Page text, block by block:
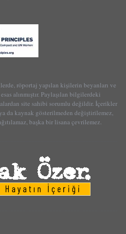
röportaj yapılan kişilerin beyanları ve
alınmıştır. Paylaşılan bilgilerdeki
site sahibi sorumlu değildir. İçerikler
da kaynak gösterilmeden değiştirilemez,
başka bir lisana çevrilemez.